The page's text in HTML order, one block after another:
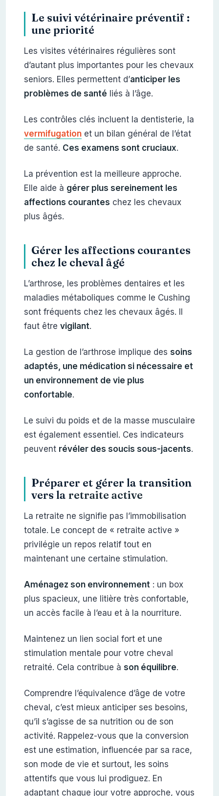
Le suivi vétérinaire préventif :
une priorité
Les visites vétérinaires régulières sont
d’autant plus importantes pour les chevaux
seniors. Elles permettent d’anticiper les
problèmes de santé liés à l’âge.
Les contrôles clés incluent la dentisterie, la
vermifugationet un bilan général de l’état
de santé. Ces examens sont cruciaux.
La prévention est la meilleure approche.
Elle aide à gérer plus sereinement les
affections courantes chez les chevaux
plus âgés.
Gérer les affections courantes
chez le cheval âgé
L’arthrose, les problèmes dentaires et les
maladies métaboliques comme le Cushing
sont fréquents chez les chevaux âgés. Il
faut être vigilant.
La gestion de l’arthrose implique des soins
adaptés, une médication si nécessaire et
un environnement de vie plus
confortable.
Le suivi du poids et de la masse musculaire
est également essentiel. Ces indicateurs
peuvent révéler des soucis sous-jacents.
Préparer et gérer la transition
vers la retraite active
La retraite ne signifie pas l’immobilisation
totale. Le concept de « retraite active »
privilégie un repos relatif tout en
maintenant une certaine stimulation.
Aménagez son environnement: un box
plus spacieux, une litière très confortable,
un accès facile à l’eau et à la nourriture.
Maintenez un lien social fort et une
stimulation mentale pour votre cheval
retraité. Cela contribue à son équilibre.
Comprendre l’équivalence d’âge de votre
cheval, c’est mieux anticiper ses besoins,
qu’il s’agisse de sa nutrition ou de son
activité. Rappelez-vous que la conversion
est une estimation, influencée par sa race,
son mode de vie et surtout, les soins
attentifs que vous lui prodiguez. En
adaptant chaque jour votre approche, vous